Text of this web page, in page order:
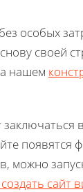
особых
своей
нашем
можно
создать сайт